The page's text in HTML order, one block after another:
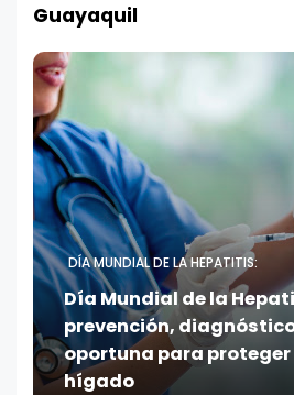
Guayaquil
DÍA MUNDIAL DE LA HEPATITIS:
Día Mundial de la
prevención,
oportuna para proteger
hígado